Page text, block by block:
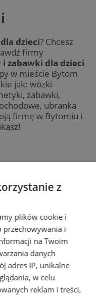
dzieci? Chcesz
firmy
i zabawki dla dzieci
w mieście Bytom
jak: wózki
zabawki,
ubranka
firmę w Bytomiu i
Dzieci 5-10-15
Bytom
z
plików cookie i
przechowywania i
na Twoim
danych
adres IP, unikalne
w celu
reklam i treści,